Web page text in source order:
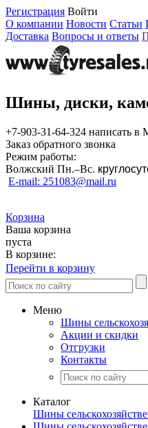
Регистрация Войти
О компании Новости Статьи
Доставка Вопросы и ответы
Шины, диски,
+7-903-31-64-324 написать в
Заказ обратного звонка
Режим работы:
Волжский Пн.–Вс.
E-mail: 251083@mail.ru
Корзина
Ваша корзина
пуста
В корзине:
Перейти в корзину
Меню
Шины
Акции и скидки
Отгрузки
Контакты
Каталог
Шины